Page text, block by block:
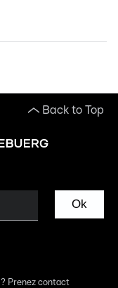
Back to Top
Ok
Prenez contact